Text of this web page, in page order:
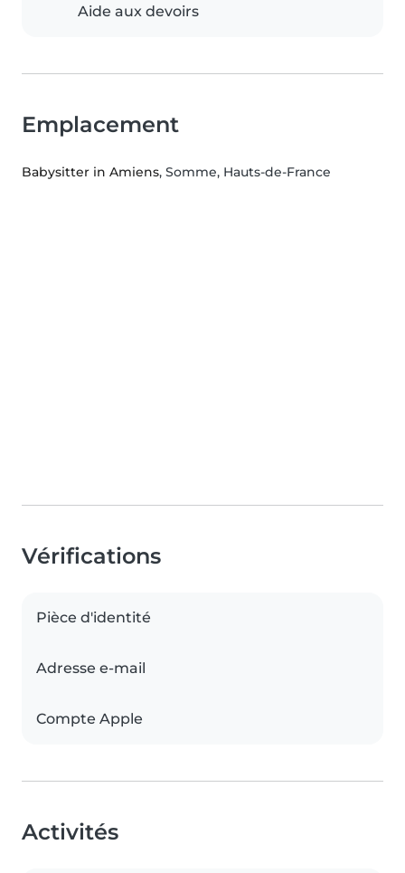
Aide aux devoirs
Emplacement
Babysitter in Amiens, Somme, Hauts-de-France
Vérifications
Pièce d'identité
Adresse e-mail
Compte Apple
Activités